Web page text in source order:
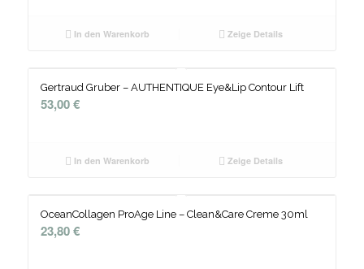
In den Warenkorb Zeige Details
Gertraud Gruber – AUTHENTIQUE Eye&Lip Contour Lift
53,00€
In den Warenkorb Zeige Details
OceanCollagen ProAge Line – Clean&Care Creme 30ml
23,80€